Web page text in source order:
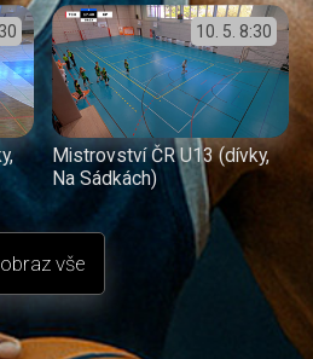
10. 5. 8:30
Mistrovství ČR U13 (dívky,
Na Sádkách)
vše